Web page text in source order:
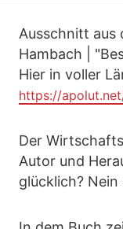
Ausschnitt aus
Hambach |
Hier in voller
https://
Der
Autor und
glücklich? Nein